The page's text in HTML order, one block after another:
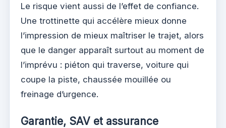
Le risque vient aussi de l’effet de confiance.
Une trottinette qui accélère mieux donne
l’impression de mieux maîtriser le trajet, alors
que le danger apparaît surtout au moment de
l’imprévu : piéton qui traverse, voiture qui
coupe la piste, chaussée mouillée ou
freinage d’urgence.
Garantie, SAV et assurance